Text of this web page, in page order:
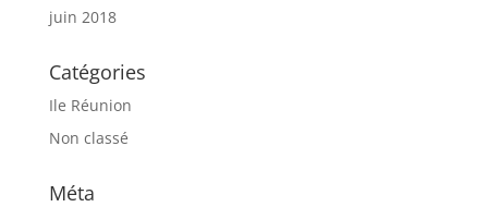
juin 2018
Catégories
Ile Réunion
Non classé
Méta